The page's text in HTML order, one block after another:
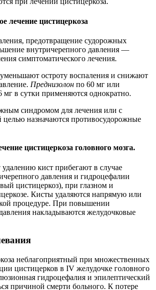
лечение цистицеркоза
предотвращение судорожных
внутричерепного давления —
симптоматического лечения.
остроту воспаления и снижают
Преднизолон по 60 мг или
мг в сутки применяются однократно.
синдромом для лечения или с
целью назначаются противосудорожные
цистицеркоза головного мозга.
кист прибегают в случае
давления и гидроцефалии
цистицеркоз), при глазном и
Кисты удаляются напрямую или
процедуре. При повышении
накладываются желудочковые
неблагоприятный при множественных
цистицерков в IV желудочке головного
гидроцефалия и эпилептический
причиной смерти больного. К потере